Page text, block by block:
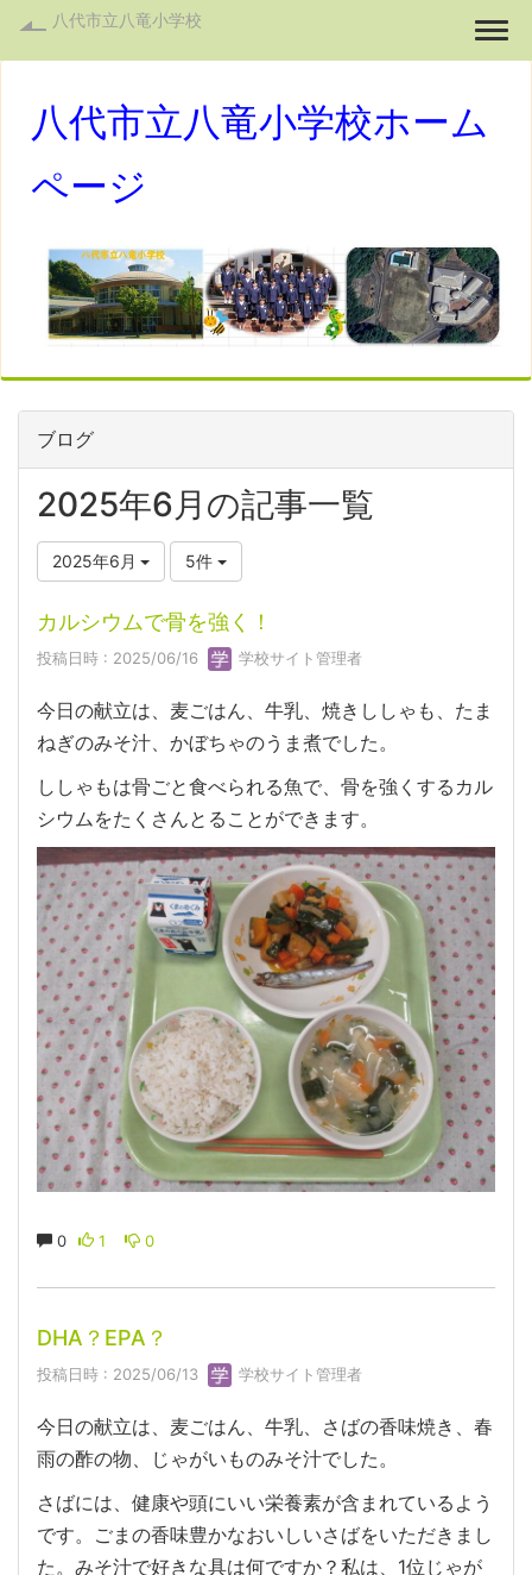
八代市立八竜小学校
八代市立八竜小学校ホーム
ページ
ブログ
2025年6月の記事一覧
2025年6月 5件
カルシウムで骨を強く！
投稿日時 : 2025/06/16 学校サイト管理者
今日の献立は、麦ごはん、牛乳、焼きししゃも、たま
ねぎのみそ汁、かぼちゃのうま煮でした。
ししゃもは骨ごと食べられる魚で、骨を強くするカル
シウムをたくさんとることができます。
0 1 0
DHA？EPA？
投稿日時 : 2025/06/13 学校サイト管理者
今日の献立は、麦ごはん、牛乳、さばの香味焼き、春
雨の酢の物、じゃがいものみそ汁でした。
さばには、健康や頭にいい栄養素が含まれているよう
です。ごまの香味豊かなおいしいさばをいただきまし
た。みそ汁で好きな具は何ですか？私は、1位じゃが